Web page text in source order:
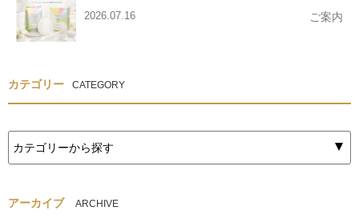
2026.07.16 ご案内
カテゴリー CATEGORY
アーカイブ ARCHIVE